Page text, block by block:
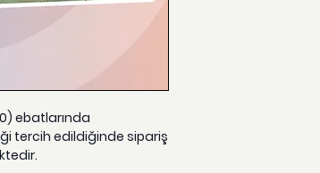
ebatlarında
tercih edildiğinde sipariş